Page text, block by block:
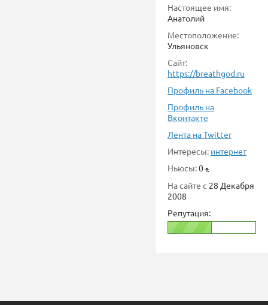
Настоящее имя:
Анатолий
Местоположение:
Ульяновск
Сайт:
https://breathgod.ru
Профиль на Facebook
Профиль на
Вконтакте
Лента на Twitter
Интересы: интернет
Ньюсы:0
На сайте с 28 Декабря
2008
Репутация: